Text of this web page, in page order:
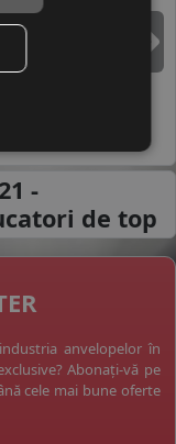
-
de top
anvelopelor în
Abonați-vă pe
cele mai bune oferte